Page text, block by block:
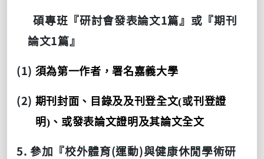
碩專班『研討會發表論文1篇』或『期刊
論文1篇』
(1) 須為第一作者，署名嘉義大學
(2) 期刊封面、目錄及及刊登全文(或刊登證
明) 、或發表論文證明及其論文全文
5. 參加『校外體育(運動)與健康休閒學術研